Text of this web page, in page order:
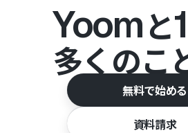
Yoomと
多くのこ
無料で始める
資料請求